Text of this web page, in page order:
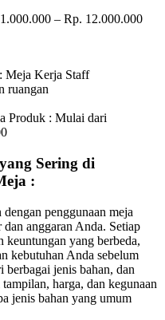
– Rp. 12.000.000
Meja Kerja Staff
ruangan
Produk : Mulai dari
Sering di
:
penggunaan meja
anggaran Anda. Setiap
yang berbeda,
kebutuhan Anda sebelum
jenis bahan, dan
harga, dan kegunaan
jenis bahan yang umum